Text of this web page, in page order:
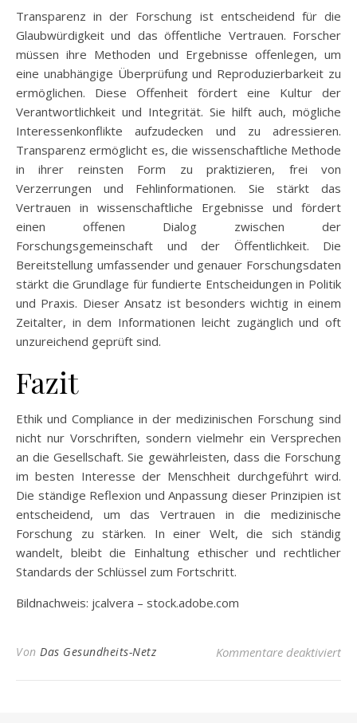
Transparenz in der Forschung ist entscheidend für die
Glaubwürdigkeit und das öffentliche Vertrauen. Forscher
müssen ihre Methoden und Ergebnisse offenlegen, um
eine unabhängige Überprüfung und Reproduzierbarkeit zu
ermöglichen. Diese Offenheit fördert eine Kultur der
Verantwortlichkeit und Integrität. Sie hilft auch, mögliche
Interessenkonflikte aufzudecken und zu adressieren.
Transparenz ermöglicht es, die wissenschaftliche Methode
in ihrer reinsten Form zu praktizieren, frei von
Verzerrungen und Fehlinformationen. Sie stärkt das
Vertrauen in wissenschaftliche Ergebnisse und fördert
einen offenen Dialog zwischen der
Forschungsgemeinschaft und der Öffentlichkeit. Die
Bereitstellung umfassender und genauer Forschungsdaten
stärkt die Grundlage für fundierte Entscheidungen in Politik
und Praxis. Dieser Ansatz ist besonders wichtig in einem
Zeitalter, in dem Informationen leicht zugänglich und oft
unzureichend geprüft sind.
Fazit
Ethik und Compliance in der medizinischen Forschung sind
nicht nur Vorschriften, sondern vielmehr ein Versprechen
an die Gesellschaft. Sie gewährleisten, dass die Forschung
im besten Interesse der Menschheit durchgeführt wird.
Die ständige Reflexion und Anpassung dieser Prinzipien ist
entscheidend, um das Vertrauen in die medizinische
Forschung zu stärken. In einer Welt, die sich ständig
wandelt, bleibt die Einhaltung ethischer und rechtlicher
Standards der Schlüssel zum Fortschritt.
Bildnachweis: jcalvera – stock.adobe.com
Von Das Gesundheits-Netz Kommentare deaktiviert